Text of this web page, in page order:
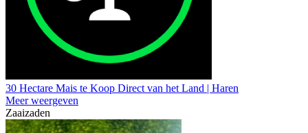
30 Hectare Mais te Koop Direct van het Land | Haren
Meer weergeven
Zaaizaden